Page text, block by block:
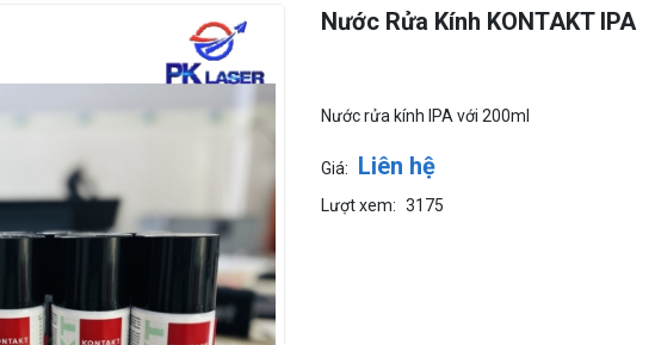
Nước Rửa Kính KONTAKT IPA
Nước rửa kính IPA với 200ml
Giá: Liên hệ
Lượt xem: 3175